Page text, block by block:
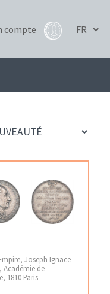
compte
Joseph Ignace
Académie de
1810 Paris